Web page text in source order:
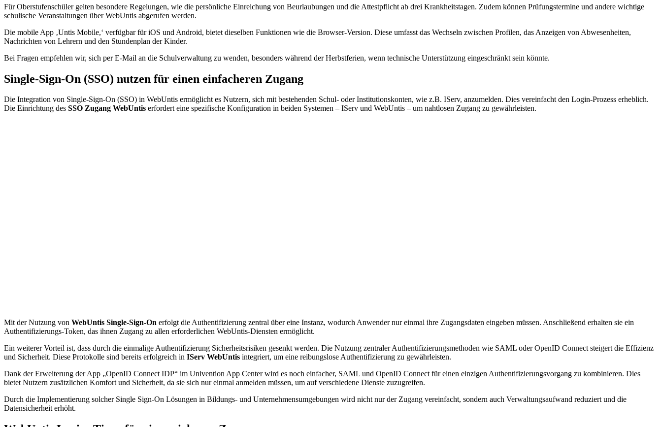
Für Oberstufenschüler gelten besondere Regelungen, wie die persönliche Einreichung von Beurlaubungen und die Attestpflicht ab drei Krankheitstagen. Zudem können Prüfungstermine und andere wichtige
schulische Veranstaltungen über WebUntis abgerufen werden.
Die mobile App ‚Untis Mobile,‘ verfügbar für iOS und Android, bietet dieselben Funktionen wie die Browser-Version. Diese umfasst das Wechseln zwischen Profilen, das Anzeigen von Abwesenheiten,
Nachrichten von Lehrern und den Stundenplan der Kinder.
Bei Fragen empfehlen wir, sich per E-Mail an die Schulverwaltung zu wenden, besonders während der Herbstferien, wenn technische Unterstützung eingeschränkt sein könnte.
Single-Sign-On (SSO) nutzen für einen einfacheren Zugang
Die Integration von Single-Sign-On (SSO) in WebUntis ermöglicht es Nutzern, sich mit bestehenden Schul- oder Institutionskonten, wie z.B. IServ, anzumelden. Dies vereinfacht den Login-Prozess erheblich.
Die Einrichtung des SSO Zugang WebUntis erfordert eine spezifische Konfiguration in beiden Systemen – IServ und WebUntis – um nahtlosen Zugang zu gewährleisten.
Mit der Nutzung von WebUntis Single-Sign-On erfolgt die Authentifizierung zentral über eine Instanz, wodurch Anwender nur einmal ihre Zugangsdaten eingeben müssen. Anschließend erhalten sie ein
Authentifizierungs-Token, das ihnen Zugang zu allen erforderlichen WebUntis-Diensten ermöglicht.
Ein weiterer Vorteil ist, dass durch die einmalige Authentifizierung Sicherheitsrisiken gesenkt werden. Die Nutzung zentraler Authentifizierungsmethoden wie SAML oder OpenID Connect steigert die Effizienz
und Sicherheit. Diese Protokolle sind bereits erfolgreich in IServ WebUntis integriert, um eine reibungslose Authentifizierung zu gewährleisten.
Dank der Erweiterung der App „OpenID Connect IDP“ im Univention App Center wird es noch einfacher, SAML und OpenID Connect für einen einzigen Authentifizierungsvorgang zu kombinieren. Dies
bietet Nutzern zusätzlichen Komfort und Sicherheit, da sie sich nur einmal anmelden müssen, um auf verschiedene Dienste zuzugreifen.
Durch die Implementierung solcher Single Sign-On Lösungen in Bildungs- und Unternehmensumgebungen wird nicht nur der Zugang vereinfacht, sondern auch Verwaltungsaufwand reduziert und die
Datensicherheit erhöht.